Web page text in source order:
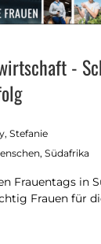
-
Stefanie
, Südafrika
Frauentags in
Frauen für